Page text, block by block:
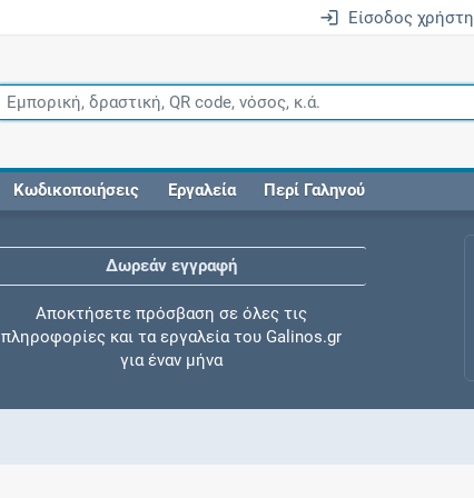
Είσοδος χρήστη
Κωδικοποιήσεις Εργαλεία Περί Γαληνού
Δωρεάν εγγραφή
Αποκτήσετε πρόσβαση σε όλες τις
πληροφορίες και τα εργαλεία του Galinos.gr
για έναν μήνα